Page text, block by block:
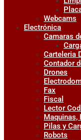
Webcams
Electrónica
Camaras
Carteleria
Contador
Drones
Fax
Fiscal
Lector
Maquinas,
Pilas y
Robots